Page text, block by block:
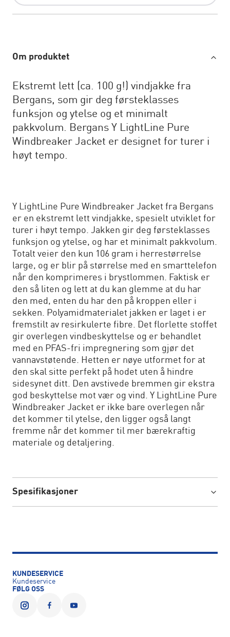
Om produktet
Ekstremt lett (ca. 100 g!) vindjakke fra
Bergans, som gir deg førsteklasses
funksjon og ytelse og et minimalt
pakkvolum. Bergans Y LightLine Pure
Windbreaker Jacket er designet for turer i
høyt tempo.
Y LightLine Pure Windbreaker Jacket fra Bergans
er en ekstremt lett vindjakke, spesielt utviklet for
turer i høyt tempo. Jakken gir deg førsteklasses
funksjon og ytelse, og har et minimalt pakkvolum.
Totalt veier den kun 106 gram i herrestørrelse
large, og er blir på størrelse med en smarttelefon
når den komprimeres i brystlommen. Faktisk er
den så liten og lett at du kan glemme at du har
den med, enten du har den på kroppen eller i
sekken. Polyamidmaterialet jakken er laget i er
fremstilt av resirkulerte fibre. Det florlette stoffet
gir overlegen vindbeskyttelse og er behandlet
med en PFAS-fri impregnering som gjør det
vannavstøtende. Hetten er nøye utformet for at
den skal sitte perfekt på hodet uten å hindre
sidesynet ditt. Den avstivede bremmen gir ekstra
god beskyttelse mot vær og vind. Y LightLine Pure
Windbreaker Jacket er ikke bare overlegen når
det kommer til ytelse, den ligger også langt
fremme når det kommer til mer bærekraftig
materiale og detaljering.
Spesifikasjoner
KUNDESERVICE
Kundeservice
FØLG OSS